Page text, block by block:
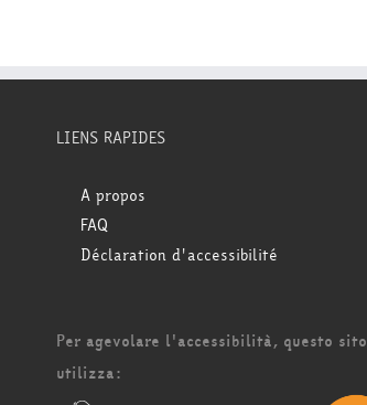
LIENS RAPIDES
A propos
FAQ
Déclaration d'accessibilité
Per agevolare l'accessibilità, questo sito
utilizza: